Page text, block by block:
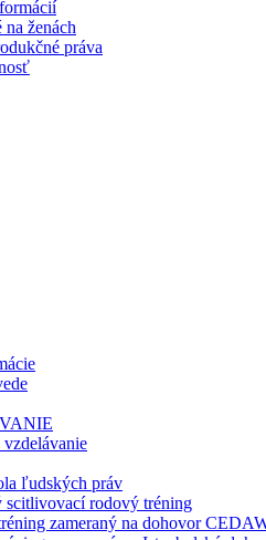
na ženách
práva
ľudských práv
scitlivovací rodový tréning
zameraný na dohovor